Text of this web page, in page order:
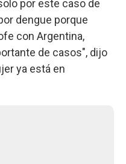
por este caso de
dengue porque
con Argentina,
de casos", dijo
ya está en